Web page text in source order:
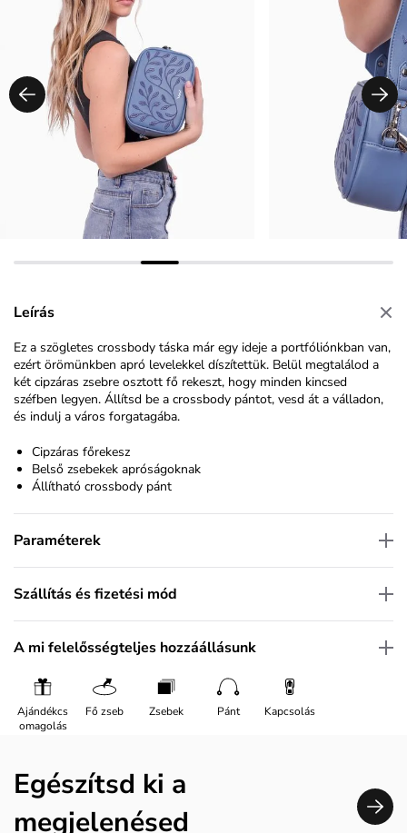
Leírás
Ez a szögletes crossbody táska már egy ideje a portfóliónkban van,
ezért örömünkben apró levelekkel díszítettük. Belül megtalálod a
két cipzáras zsebre osztott fő rekeszt, hogy minden kincsed
széfben legyen. Állítsd be a crossbody pántot, vesd át a válladon,
és indulj a város forgatagába.
Cipzáras főrekesz
Belső zsebekek apróságoknak
Állítható crossbody pánt
Paraméterek
Szállítás és fizetési mód
A mi felelősségteljes hozzáállásunk
Ajándékcs
omagolás
Fő zseb Zsebek Pánt Kapcsolás
Egészítsd ki a
megjelenésed